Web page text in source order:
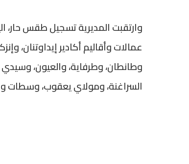
عمالات وأقاليم أكادير إيداوتنان،
وطانطان، وطرفاية، والعيون،
السراغنة، ومولاي يعقوب، وسطات